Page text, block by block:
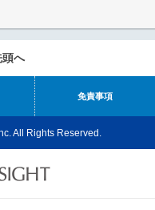
頭へ
免責事項
All Rights Reserved.